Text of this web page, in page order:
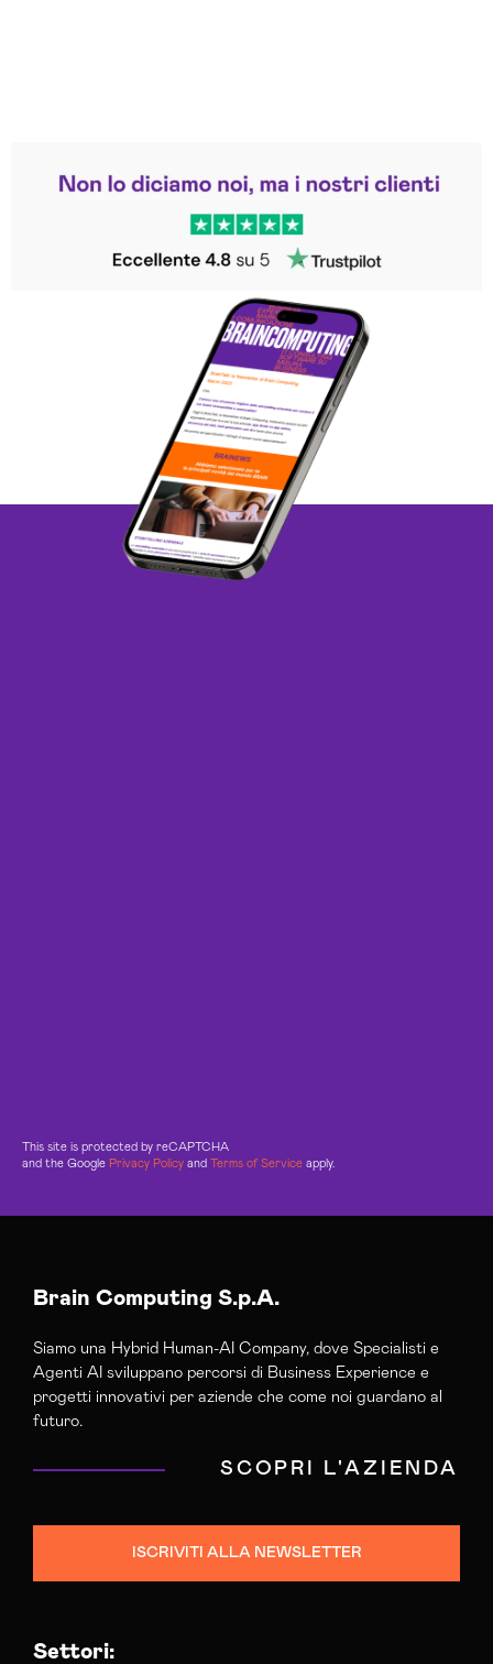
Trustpilot
This site is protected by reCAPTCHA
and the Google Privacy Policy and Terms of Service apply.
Brain Computing S.p.A.
Siamo una Hybrid Human-AI Company, dove Specialisti e
Agenti AI sviluppano percorsi di Business Experience e
progetti innovativi per aziende che come noi guardano al
futuro.
SCOPRI L'AZIENDA
ISCRIVITI ALLA NEWSLETTER
Settori: